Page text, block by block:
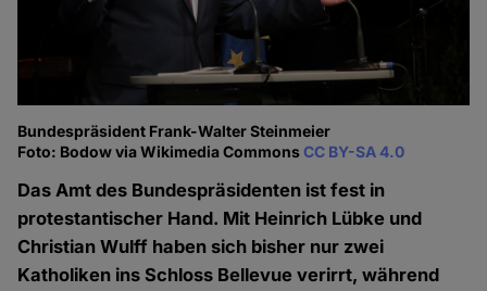
Bundespräsident Frank-Walter Steinmeier
Foto: Bodow via Wikimedia CommonsCC BY-SA 4.0
Das Amt des Bundespräsidenten ist fest in
protestantischer Hand. Mit Heinrich Lübke und
Christian Wulff haben sich bisher nur zwei
Katholiken ins Schloss Bellevue verirrt, während